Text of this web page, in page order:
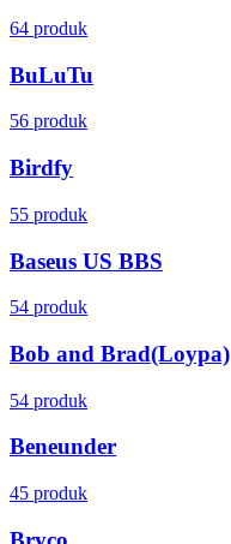
64 produk
BuLuTu
56 produk
Birdfy
55 produk
Baseus US BBS
54 produk
Bob and Brad(Loypa)
54 produk
Beneunder
45 produk